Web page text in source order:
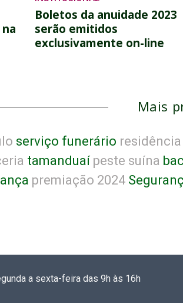
Boletos da anuidade 2023
serão emitidos
exclusivamente on-line
Mais
serviço funerário
tamanduaípeste suína
premiação 2024
a sexta-feira das 9h às 16h